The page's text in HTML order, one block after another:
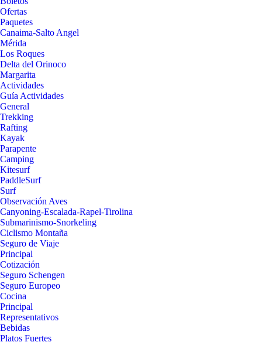
Ofertas
Paquetes
Canaima-Salto Angel
Mérida
Los Roques
Delta del Orinoco
Margarita
Actividades
Guía Actividades
General
Trekking
Rafting
Kayak
Parapente
Camping
Kitesurf
PaddleSurf
Surf
Observación Aves
Canyoning-Escalada-Rapel-Tirolina
Submarinismo-Snorkeling
Ciclismo Montaña
Seguro de Viaje
Principal
Cotización
Seguro Schengen
Seguro Europeo
Cocina
Principal
Representativos
Bebidas
Platos Fuertes